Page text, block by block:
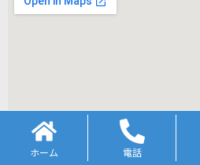
ホーム 電話